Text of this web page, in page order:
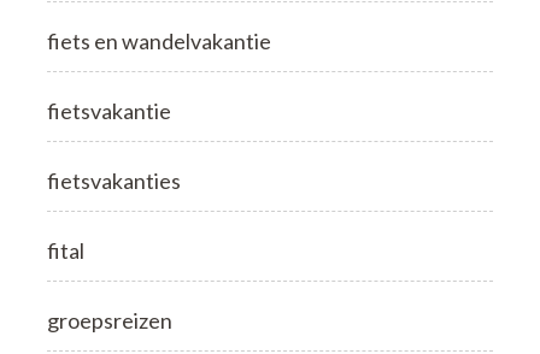
fiets en wandelvakantie
fietsvakantie
fietsvakanties
fital
groepsreizen